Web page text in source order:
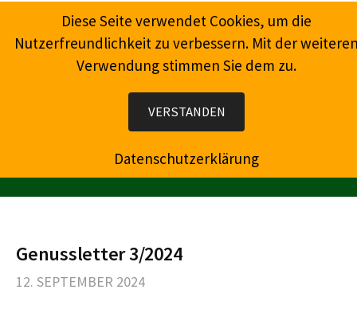
Inhalt
Wein, Champagner, Prosecco, Feinkost, Präsente
Genussletter 3/2024
12. SEPTEMBER 2024
Diese Seite verwendet Cookies, um die
Nutzerfreundlichkeit zu verbessern. Mit der
Verwendung stimmen Sie dem zu.
VERSTANDEN
Datenschutzerklärung